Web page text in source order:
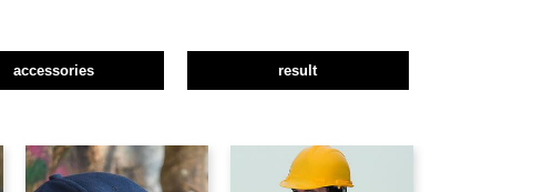
accessories result